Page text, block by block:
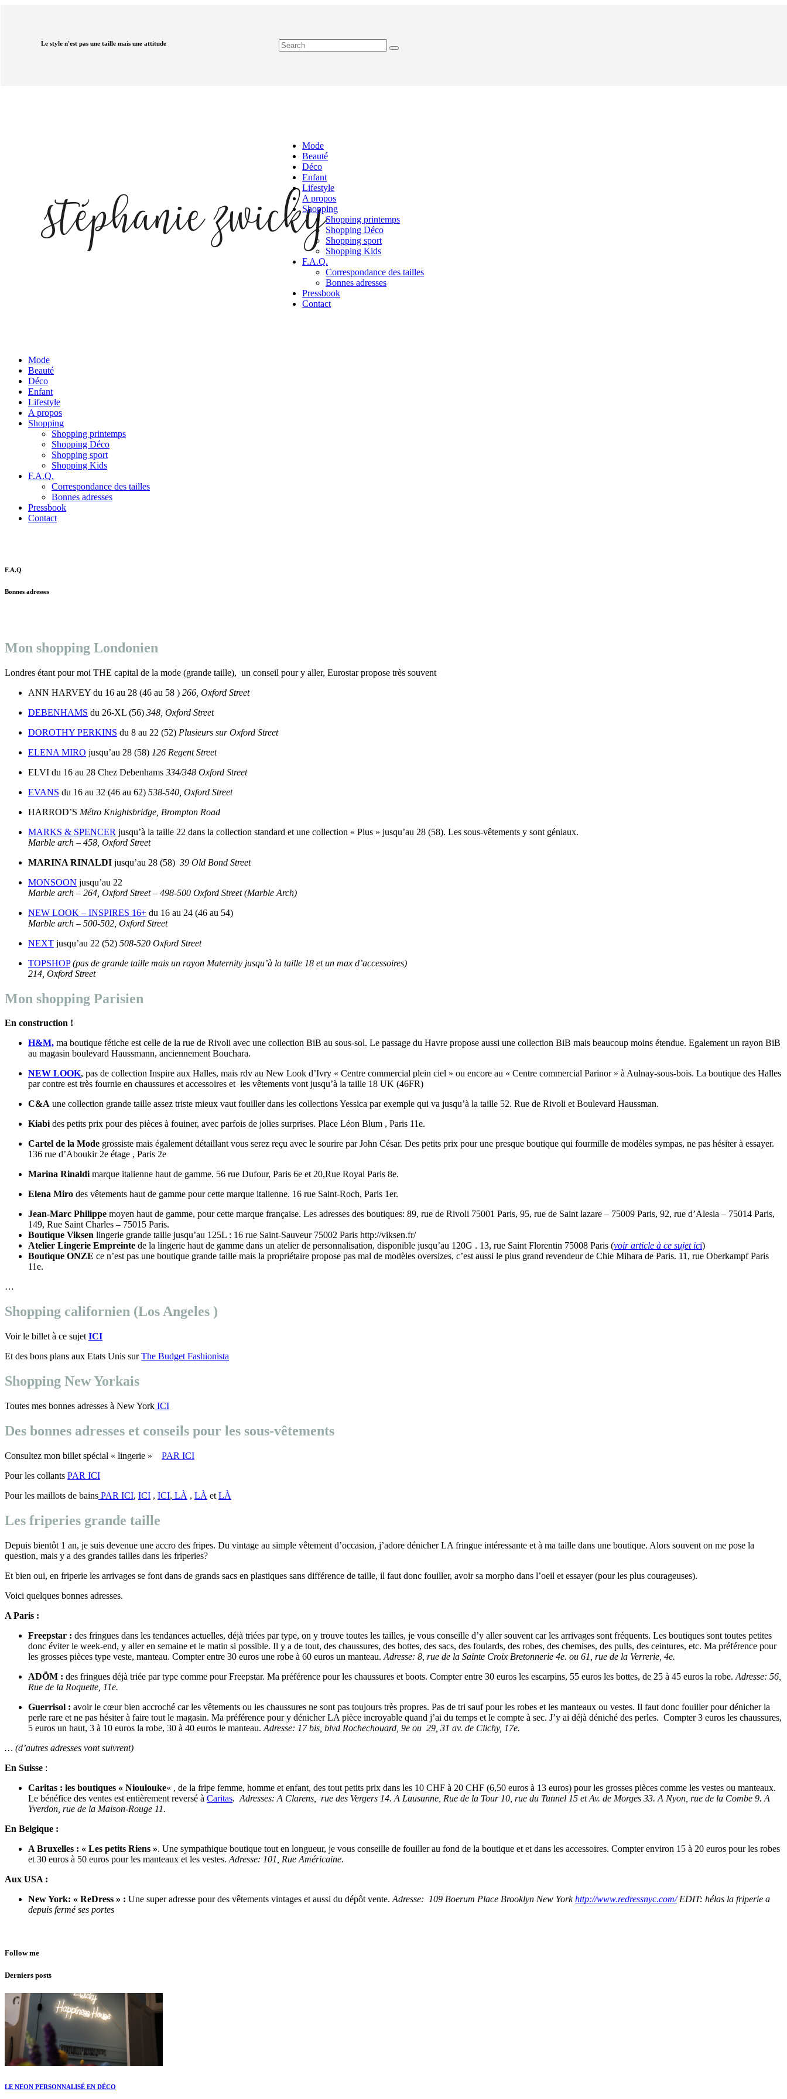
Le style n'est pas une taille mais une attitude
Mode
Beauté
Déco
Enfant
Lifestyle
A propos
Shopping
Shopping printemps
Shopping Déco
Shopping sport
Shopping Kids
F.A.Q.
Correspondance des tailles
Bonnes adresses
Pressbook
Contact
Mode
Beauté
Déco
Enfant
Lifestyle
A propos
Shopping
Shopping printemps
Shopping Déco
Shopping sport
Shopping Kids
F.A.Q.
Correspondance des tailles
Bonnes adresses
Pressbook
Contact
F.A.Q
Bonnes adresses
Mon shopping Londonien
Londres étant pour moi THE capital de la mode (grande taille), un conseil pour y aller, Eurostar propose très souvent
ANN HARVEY du 16 au 28 (46 au 58 ) 266, Oxford Street
DEBENHAMS du 26-XL (56) 348, Oxford Street
DOROTHY PERKINS du 8 au 22 (52) Plusieurs sur Oxford Street
ELENA MIRO jusqu’au 28 (58) 126 Regent Street
ELVI du 16 au 28 Chez Debenhams 334/348 Oxford Street
EVANS du 16 au 32 (46 au 62) 538-540, Oxford Street
HARROD’S Métro Knightsbridge, Brompton Road
MARKS & SPENCER jusqu’à la taille 22 dans la collection standard et une collection « Plus » jusqu’au 28 (58). Les sous-vêtements y sont géniaux.
Marble arch – 458, Oxford Street
MARINA RINALDI jusqu’au 28 (58) 39 Old Bond Street
MONSOON jusqu’au 22
Marble arch – 264, Oxford Street – 498-500 Oxford Street (Marble Arch)
NEW LOOK – INSPIRES 16+ du 16 au 24 (46 au 54)
Marble arch – 500-502, Oxford Street
NEXT jusqu’au 22 (52) 508-520 Oxford Street
TOPSHOP (pas de grande taille mais un rayon Maternity jusqu’à la taille 18 et un max d’accessoires)
214, Oxford Street
Mon shopping Parisien
En construction !
H&M, ma boutique fétiche est celle de la rue de Rivoli avec une collection BiB au sous-sol. Le passage du Havre propose aussi une collection BiB mais beaucoup moins étendue. Egalement un rayon BiB
au magasin boulevard Haussmann, anciennement Bouchara.
NEW LOOK, pas de collection Inspire aux Halles, mais rdv au New Look d’Ivry « Centre commercial plein ciel » ou encore au « Centre commercial Parinor » à Aulnay-sous-bois. La boutique des Halles
par contre est très fournie en chaussures et accessoires et les vêtements vont jusqu’à la taille 18 UK (46FR)
C&A une collection grande taille assez triste mieux vaut fouiller dans les collections Yessica par exemple qui va jusqu’à la taille 52. Rue de Rivoli et Boulevard Haussman.
Kiabides petits prix pour des pièces à fouiner, avec parfois de jolies surprises. Place Léon Blum , Paris 11e.
Cartel de la Mode grossiste mais également détaillant vous serez reçu avec le sourire par John César. Des petits prix pour une presque boutique qui fourmille de modèles sympas, ne pas hésiter à essayer.
136 rue d’Aboukir 2e étage , Paris 2e
Marina Rinaldimarque italienne haut de gamme. 56 rue Dufour, Paris 6e et 20,Rue Royal Paris 8e.
Elena Miro des vêtements haut de gamme pour cette marque italienne. 16 rue Saint-Roch, Paris 1er.
Jean-Marc Philippe moyen haut de gamme, pour cette marque française. Les adresses des boutiques: 89, rue de Rivoli 75001 Paris, 95, rue de Saint lazare – 75009 Paris, 92, rue d’Alesia – 75014 Paris,
149, Rue Saint Charles – 75015 Paris.
Boutique Viksen lingerie grande taille jusqu’au 125L : 16 rue Saint-Sauveur 75002 Paris http://viksen.fr/
Atelier Lingerie Empreinte de la lingerie haut de gamme dans un atelier de personnalisation, disponible jusqu’au 120G . 13, rue Saint Florentin 75008 Paris (voir article à ce sujet ici)
Boutique ONZE ce n’est pas une boutique grande taille mais la propriétaire propose pas mal de modèles oversizes, c’est aussi le plus grand revendeur de Chie Mihara de Paris. 11, rue Oberkampf Paris
11e.
…
Shopping californien (Los Angeles )
Voir le billet à ce sujet ICI
Et des bons plans aux Etats Unis surThe Budget Fashionista
Shopping New Yorkais
Toutes mes bonnes adresses à New York ICI
Des bonnes adresses et conseils pour les sous-vêtements
Consultez mon billet spécial « lingerie » PAR ICI
Pour les collants PAR ICI
Pour les maillots de bains PAR ICI, ICI , ICI, LÀ , LÀ et LÀ
Les friperies grande taille
Depuis bientôt 1 an, je suis devenue une accro des fripes. Du vintage au simple vêtement d’occasion, j’adore dénicher LA fringue intéressante et à ma taille dans une boutique. Alors souvent on me pose la
question, mais y a des grandes tailles dans les friperies?
Et bien oui, en friperie les arrivages se font dans de grands sacs en plastiques sans différence de taille, il faut donc fouiller, avoir sa morpho dans l’oeil et essayer (pour les plus courageuses).
Voici quelques bonnes adresses.
A Paris :
Freepstar : des fringues dans les tendances actuelles, déjà triées par type, on y trouve toutes les tailles, je vous conseille d’y aller souvent car les arrivages sont fréquents. Les boutiques sont toutes petites
donc éviter le week-end, y aller en semaine et le matin si possible. Il y a de tout, des chaussures, des bottes, des sacs, des foulards, des robes, des chemises, des pulls, des ceintures, etc. Ma préférence pour
les grosses pièces type veste, manteau. Compter entre 30 euros une robe à 60 euros un manteau. Adresse: 8, rue de la Sainte Croix Bretonnerie 4e. ou 61, rue de la Verrerie, 4e.
ADÖM : des fringues déjà triée par type comme pour Freepstar. Ma préférence pour les chaussures et boots. Compter entre 30 euros les escarpins, 55 euros les bottes, de 25 à 45 euros la robe. Adresse: 56,
Rue de la Roquette, 11e.
Guerrisol : avoir le cœur bien accroché car les vêtements ou les chaussures ne sont pas toujours très propres. Pas de tri sauf pour les robes et les manteaux ou vestes. Il faut donc fouiller pour dénicher la
perle rare et ne pas hésiter à faire tout le magasin. Ma préférence pour y dénicher LA pièce incroyable quand j’ai du temps et le compte à sec. J’y ai déjà déniché des perles. Compter 3 euros les chaussures,
5 euros un haut, 3 à 10 euros la robe, 30 à 40 euros le manteau. Adresse: 17 bis, blvd Rochechouard, 9e ou 29, 31 av. de Clichy, 17e.
… (d’autres adresses vont suivrent)
En Suisse :
Caritas : les boutiques « Nioulouke« , de la fripe femme, homme et enfant, des tout petits prix dans les 10 CHF à 20 CHF (6,50 euros à 13 euros) pour les grosses pièces comme les vestes ou manteaux.
Le bénéfice des ventes est entièrement reversé à Caritas. Adresses: A Clarens, rue des Vergers 14. A Lausanne, Rue de la Tour 10, rue du Tunnel 15 et Av. de Morges 33. A Nyon, rue de la Combe 9. A
Yverdon, rue de la Maison-Rouge 11.
En Belgique :
A Bruxelles : « Les petits Riens ». Une sympathique boutique tout en longueur, je vous conseille de fouiller au fond de la boutique et et dans les accessoires. Compter environ 15 à 20 euros pour les robes
et 30 euros à 50 euros pour les manteaux et les vestes. Adresse: 101, Rue Américaine.
Aux USA :
New York: « ReDress » : Une super adresse pour des vêtements vintages et aussi du dépôt vente. Adresse: 109 Boerum Place Brooklyn New Yorkhttp://www.redressnyc.com/EDIT: hélas la friperie a
depuis fermé ses portes
Follow me
Derniers posts
LE NEON PERSONNALISÉ EN DÉCO